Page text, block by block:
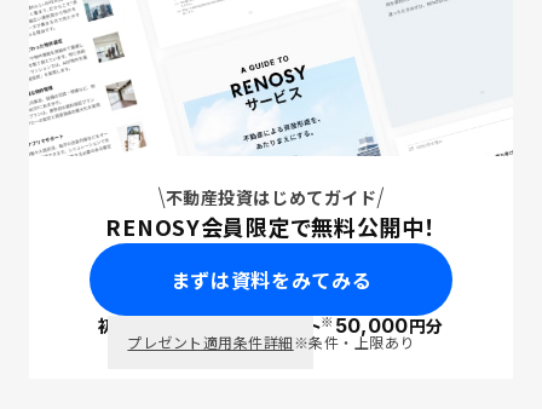
不動産投資はじめてガイド
RENOSY会員限定で無料公開中！
まずは資料をみてみる
初回面談で ポイント※50,000円分
プレゼント適用条件詳細※条件・上限あり